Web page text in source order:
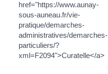
href="https://www.aunay-
sous-auneau.fr/vie-
pratique/demarches-
administratives/demarches-
particuliers/?
xml=F2094">Curatelle</a>